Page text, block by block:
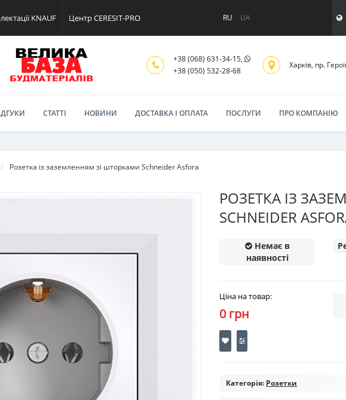
KNAUF Центр CERESIT-PRO RU UA
+38 (068) 631-34-15,
+38 (050) 532-28-68
Харків, пр.
СТАТТІ НОВИНИ ДОСТАВКА І ОПЛАТА ПОСЛУГИ ПРО КОМПАНІЮ
Розетка із заземленням зі шторками Schneider Asfora
РОЗЕТКА ІЗ
SCHNEIDER
Немає в
наявності
Ціна на товар:
0 грн
Категорія: Розетки